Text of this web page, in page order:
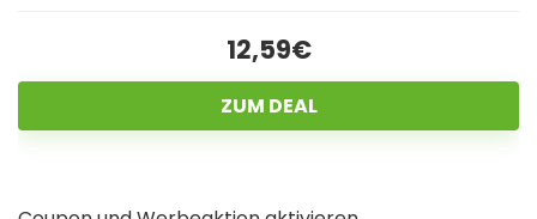
12,59€
ZUM DEAL